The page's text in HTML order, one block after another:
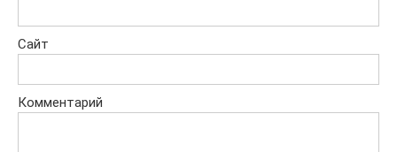
Сайт
Комментарий